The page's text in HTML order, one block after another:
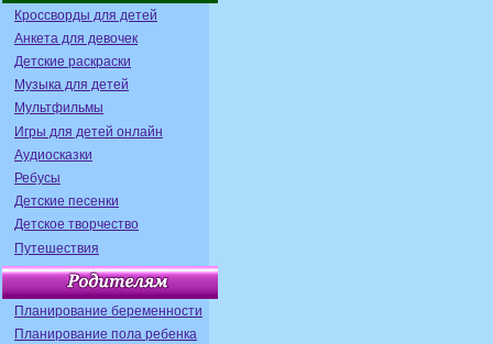
Кроссворды для детей
Анкета для девочек
Детские раскраски
Музыка для детей
Мультфильмы
Игры для детей онлайн
Аудиосказки
Ребусы
Детские песенки
Детское творчество
Путешествия
Планирование беременности
Планирование пола ребенка